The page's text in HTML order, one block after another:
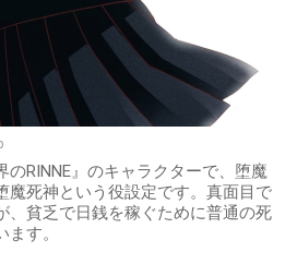
のRINNE』のキャラクターで、堕魔
魔死神という役設定です。真面目で
、貧乏で日銭を稼ぐために普通の死
す。